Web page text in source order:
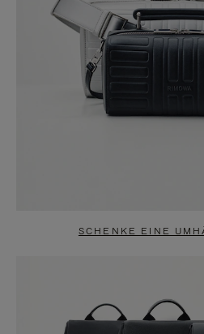
SCHENKE EINE